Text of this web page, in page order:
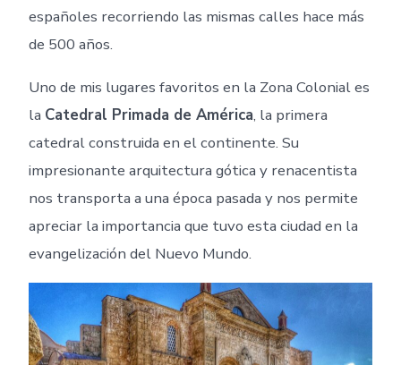
españoles recorriendo las mismas calles hace más
de 500 años.
Uno de mis lugares favoritos en la Zona Colonial es
la Catedral Primada de América, la primera
catedral construida en el continente. Su
impresionante arquitectura gótica y renacentista
nos transporta a una época pasada y nos permite
apreciar la importancia que tuvo esta ciudad en la
evangelización del Nuevo Mundo.